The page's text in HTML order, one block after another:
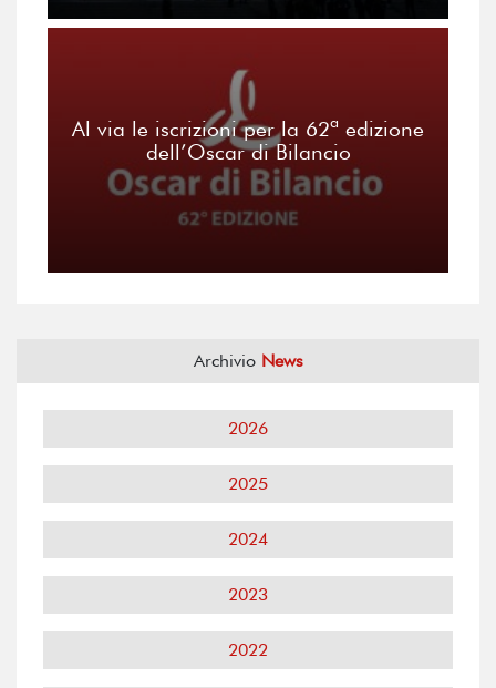
Al via le iscrizioni per la 62ª edizione
dell’Oscar di Bilancio
Archivio News
2026
2025
2024
2023
2022